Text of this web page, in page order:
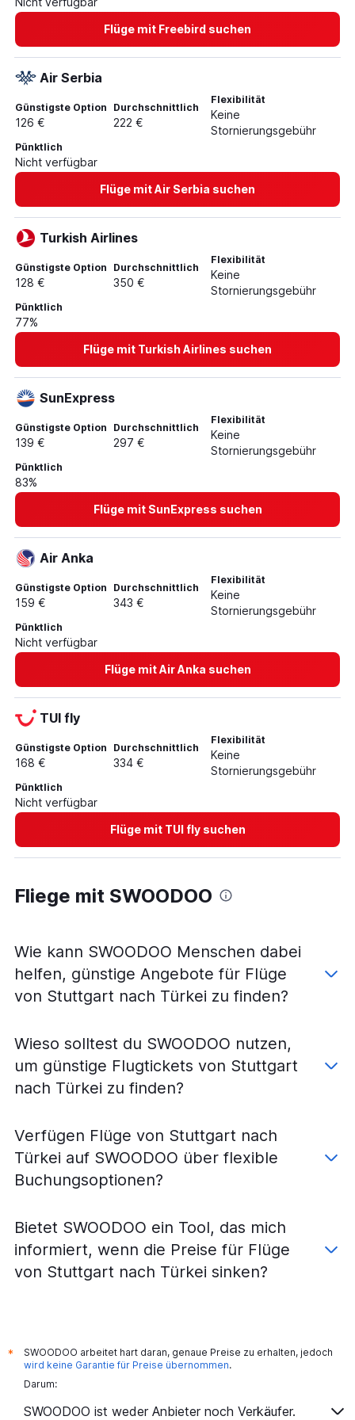
Flüge von Frankfurt am Main nach München
Flüge von München nach Barcelona-El Prat
Flüge mit Freebird suchen
Air Serbia
Günstigste Option
126 €
Durchschnittlich
222 €
Flexibilität
Keine
Stornierungsgebühr
Pünktlich
Nicht verfügbar
Flüge mit Air Serbia suchen
Turkish Airlines
Günstigste Option
128 €
Durchschnittlich
350 €
Flexibilität
Keine
Stornierungsgebühr
Pünktlich
77%
Flüge mit Turkish Airlines suchen
SunExpress
Günstigste Option
139 €
Durchschnittlich
297 €
Flexibilität
Keine
Stornierungsgebühr
Pünktlich
83%
Flüge mit SunExpress suchen
Air Anka
Günstigste Option
159 €
Durchschnittlich
343 €
Flexibilität
Keine
Stornierungsgebühr
Pünktlich
Nicht verfügbar
Flüge mit Air Anka suchen
TUI fly
Günstigste Option
168 €
Durchschnittlich
334 €
Flexibilität
Keine
Stornierungsgebühr
Pünktlich
Nicht verfügbar
Flüge mit TUI fly suchen
Fliege mit SWOODOO
Wie kann SWOODOO Menschen dabei
helfen, günstige Angebote für Flüge
von Stuttgart nach Türkei zu finden?
Wieso solltest du SWOODOO nutzen,
um günstige Flugtickets von Stuttgart
nach Türkei zu finden?
Verfügen Flüge von Stuttgart nach
Türkei auf SWOODOO über flexible
Buchungsoptionen?
Bietet SWOODOO ein Tool, das mich
informiert, wenn die Preise für Flüge
von Stuttgart nach Türkei sinken?
*
SWOODOO arbeitet hart daran, genaue Preise zu erhalten, jedoch
wird keine Garantie für Preise übernommen.
Darum:
SWOODOO ist weder Anbieter noch Verkäufer.